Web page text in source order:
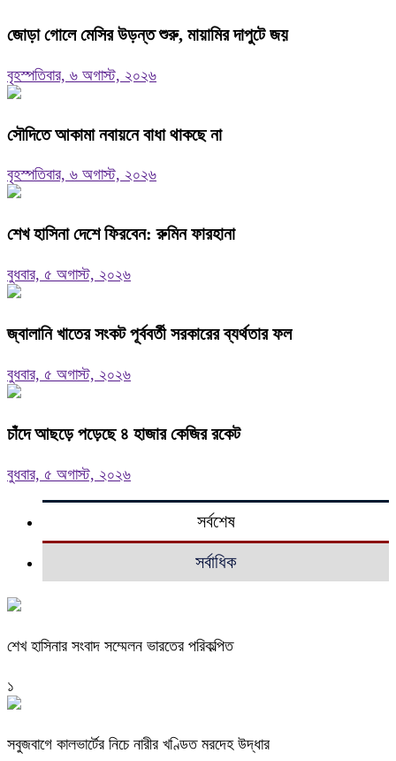
জোড়া গোলে মেসির উড়ন্ত শুরু, মায়ামির দাপুটে জয়
বৃহস্পতিবার, ৬ অগাস্ট, ২০২৬
সৌদিতে আকামা নবায়নে বাধা থাকছে না
বৃহস্পতিবার, ৬ অগাস্ট, ২০২৬
শেখ হাসিনা দেশে ফিরবেন: রুমিন ফারহানা
বুধবার, ৫ অগাস্ট, ২০২৬
জ্বালানি খাতের সংকট পূর্ববর্তী সরকারের ব্যর্থতার ফল
বুধবার, ৫ অগাস্ট, ২০২৬
চাঁদে আছড়ে পড়েছে ৪ হাজার কেজির রকেট
বুধবার, ৫ অগাস্ট, ২০২৬
সর্বশেষ
সর্বাধিক
শেখ হাসিনার সংবাদ সম্মেলন ভারতের পরিকল্পিত
১
সবুজবাগে কালভার্টের নিচে নারীর খণ্ডিত মরদেহ উদ্ধার